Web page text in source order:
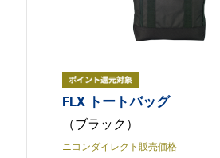
FLX トートバッグ
（ブラック）
ニコンダイレクト販売価格